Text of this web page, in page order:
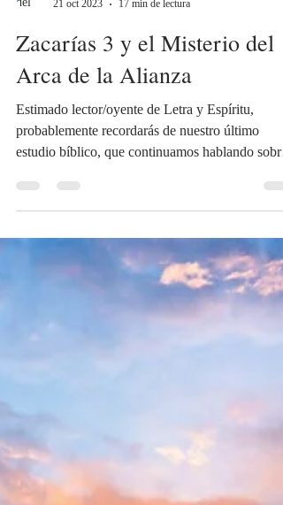
Zacarías 3 y el Misterio del
Arca de la Alianza
Estimado lector/oyente de Letra y Espíritu,
probablemente recordarás de nuestro último
estudio bíblico, que continuamos hablando sobre